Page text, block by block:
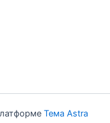
Тема Astra